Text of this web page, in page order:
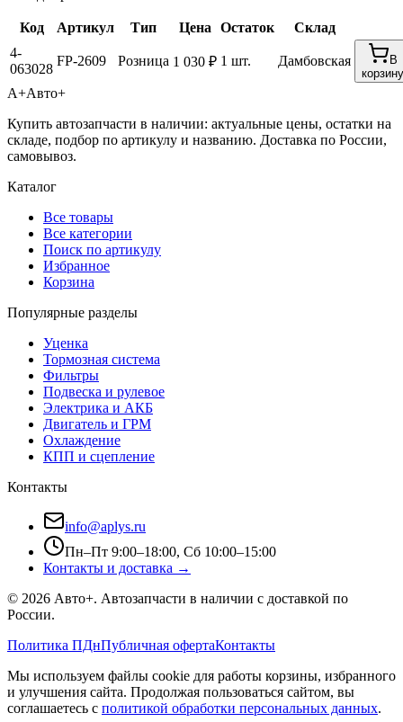
Код Артикул Тип Цена Остаток
Склад
4-
063028
FP-2609 Розница 1 030 ₽ 1 шт. Дамбовская
В
корзину
А+Авто+
Купить автозапчасти в наличии: актуальные цены, остатки на
складе, подбор по артикулу и названию. Доставка по России,
самовывоз.
Каталог
Все товары
Все категории
Поиск по артикулу
Избранное
Корзина
Популярные разделы
Уценка
Тормозная система
Фильтры
Подвеска и рулевое
Электрика и АКБ
Двигатель и ГРМ
Охлаждение
КПП и сцепление
Контакты
info@aplys.ru
Пн–Пт 9:00–18:00, Сб 10:00–15:00
Контакты и доставка →
© 2026 Авто+. Автозапчасти в наличии с доставкой по
России.
Политика ПДнПубличная офертаКонтакты
Мы используем файлы cookie для работы корзины, избранного
и улучшения сайта. Продолжая пользоваться сайтом, вы
соглашаетесь с политикой обработки персональных данных.